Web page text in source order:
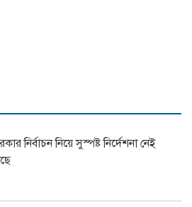
নির্বাচন নিয়ে সুস্পষ্ট নির্দেশনা নেই